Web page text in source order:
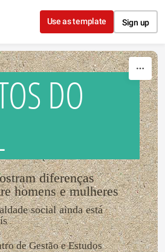
Skip to content
Use as template Sign up
DO
diferenças
homens e mulheres
social ainda está
de Gestão e Estudos